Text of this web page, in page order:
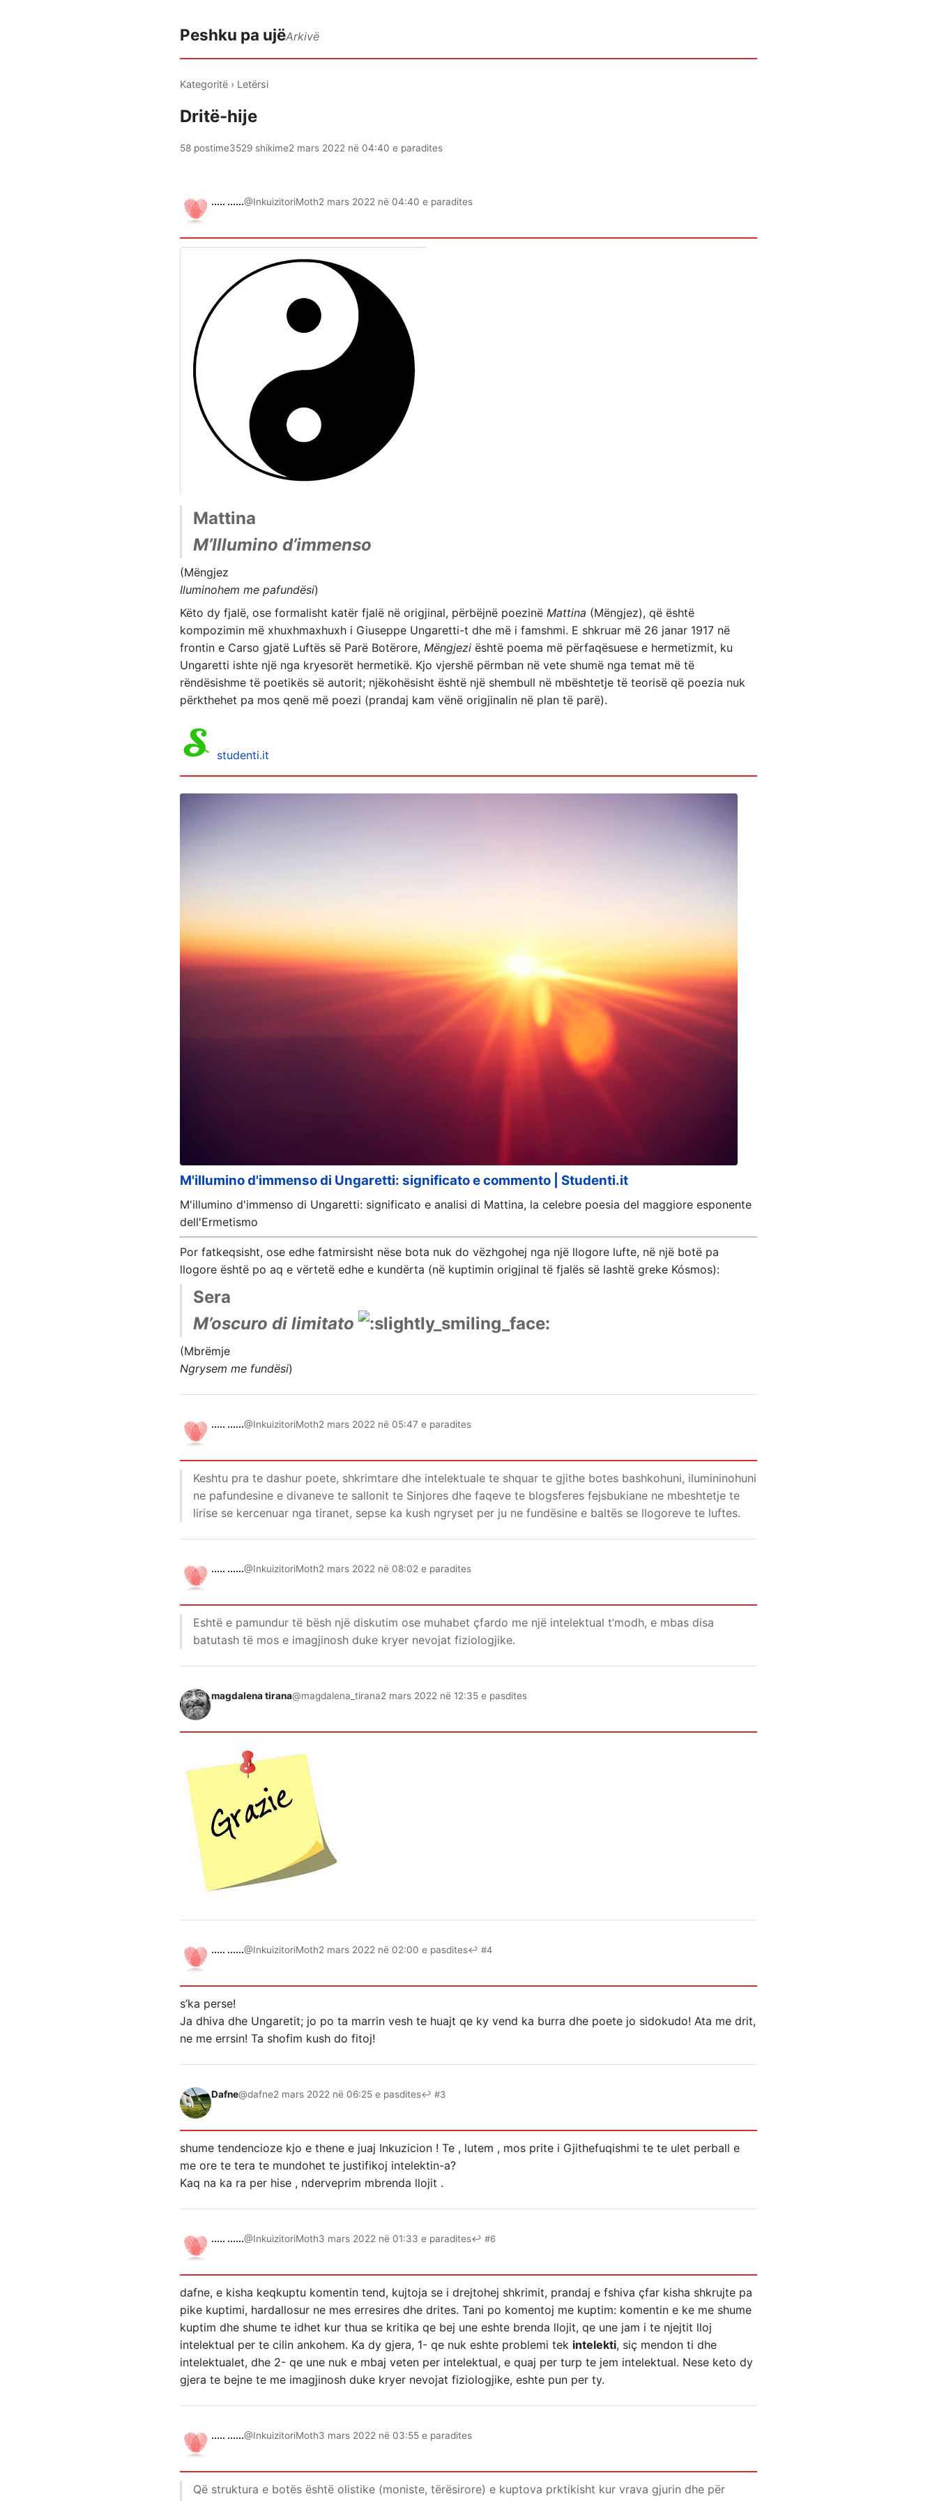
Peshku pa ujëArkivë
Kategoritë › Letërsi
Dritë-hije
58 postime3529 shikime2 mars 2022 në 04:40 e paradites
..... ......@InkuizitoriMoth2 mars 2022 në 04:40 e paradites
Mattina
M’Illumino d’immenso
(Mëngjez
Iluminohem me pafundësi)
Këto dy fjalë, ose formalisht katër fjalë në origjinal, përbëjnë poezinë Mattina (Mëngjez), që është
kompozimin më xhuxhmaxhuxh i Giuseppe Ungaretti-t dhe më i famshmi. E shkruar më 26 janar 1917 në
frontin e Carso gjatë Luftës së Parë Botërore, Mëngjezi është poema më përfaqësuese e hermetizmit, ku
Ungaretti ishte një nga kryesorët hermetikë. Kjo vjershë përmban në vete shumë nga temat më të
rëndësishme të poetikës së autorit; njëkohësisht është një shembull në mbështetje të teorisë që poezia nuk
përkthehet pa mos qenë më poezi (prandaj kam vënë origjinalin në plan të parë).
studenti.it
M'illumino d'immenso di Ungaretti: significato e commento | Studenti.it
M'illumino d'immenso di Ungaretti: significato e analisi di Mattina, la celebre poesia del maggiore esponente
dell'Ermetismo
Por fatkeqsisht, ose edhe fatmirsisht nëse bota nuk do vëzhgohej nga një llogore lufte, në një botë pa
llogore është po aq e vërtetë edhe e kundërta (në kuptimin origjinal të fjalës së lashtë greke Kósmos):
Sera
M’oscuro di limitato
(Mbrëmje
Ngrysem me fundësi)
..... ......@InkuizitoriMoth2 mars 2022 në 05:47 e paradites
Keshtu pra te dashur poete, shkrimtare dhe intelektuale te shquar te gjithe botes bashkohuni, ilumininohuni
ne pafundesine e divaneve te sallonit te Sinjores dhe faqeve te blogsferes fejsbukiane ne mbeshtetje te
lirise se kercenuar nga tiranet, sepse ka kush ngryset per ju ne fundësine e baltës se llogoreve te luftes.
..... ......@InkuizitoriMoth2 mars 2022 në 08:02 e paradites
Eshtë e pamundur të bësh një diskutim ose muhabet çfardo me një intelektual t’modh, e mbas disa
batutash të mos e imagjinosh duke kryer nevojat fiziologjike.
magdalena tirana@magdalena_tirana2 mars 2022 në 12:35 e pasdites
..... ......@InkuizitoriMoth2 mars 2022 në 02:00 e pasdites↩ #4
s’ka perse!
Ja dhiva dhe Ungaretit; jo po ta marrin vesh te huajt qe ky vend ka burra dhe poete jo sidokudo! Ata me drit,
ne me errsin! Ta shofim kush do fitoj!
Dafne@dafne2 mars 2022 në 06:25 e pasdites↩ #3
shume tendencioze kjo e thene e juaj Inkuzicion ! Te , lutem , mos prite i Gjithefuqishmi te te ulet perball e
me ore te tera te mundohet te justifikoj intelektin-a?
Kaq na ka ra per hise , nderveprim mbrenda llojit .
..... ......@InkuizitoriMoth3 mars 2022 në 01:33 e paradites↩ #6
dafne, e kisha keqkuptu komentin tend, kujtoja se i drejtohej shkrimit, prandaj e fshiva çfar kisha shkrujte pa
pike kuptimi, hardallosur ne mes erresires dhe drites. Tani po komentoj me kuptim: komentin e ke me shume
kuptim dhe shume te idhet kur thua se kritika qe bej une eshte brenda llojit, qe une jam i te njejtit lloj
intelektual per te cilin ankohem. Ka dy gjera, 1- qe nuk eshte problemi tek intelekti, siç mendon ti dhe
intelektualet, dhe 2- qe une nuk e mbaj veten per intelektual, e quaj per turp te jem intelektual. Nese keto dy
gjera te bejne te me imagjinosh duke kryer nevojat fiziologjike, eshte pun per ty.
..... ......@InkuizitoriMoth3 mars 2022 në 03:55 e paradites
Që struktura e botës është olistike (moniste, tërësirore) e kuptova prktikisht kur vrava gjurin dhe për